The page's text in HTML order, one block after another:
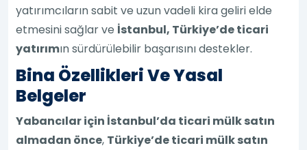
yatırımcıların sabit ve uzun vadeli kira geliri elde
etmesini sağlar ve İstanbul, Türkiye’de ticari
yatırımın sürdürülebilir başarısını destekler.
Bina Özellikleri Ve Yasal
Belgeler
Yabancılar için İstanbul’da ticari mülk satın
almadan önce, Türkiye’de ticari mülk satın